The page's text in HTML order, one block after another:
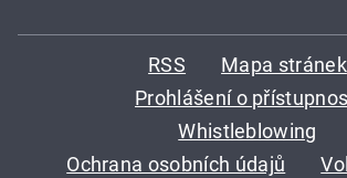
RSS
Mapa stránek
Prohlášení o
Whistleblowing
Ochrana osobních údajů